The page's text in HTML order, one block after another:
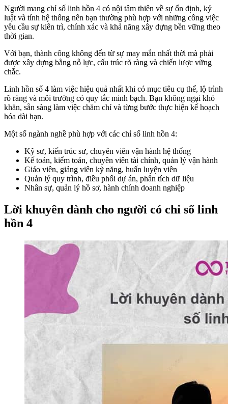
Người mang chỉ số linh hồn 4 có nội tâm thiên về sự ổn định, kỷ
luật và tính hệ thống nên bạn thường phù hợp với những công việc
yêu cầu sự kiên trì, chính xác và khả năng xây dựng bền vững theo
thời gian.
Với bạn, thành công không đến từ sự may mắn nhất thời mà phải
được xây dựng bằng nỗ lực, cấu trúc rõ ràng và chiến lược vững
chắc.
Linh hồn số 4 làm việc hiệu quả nhất khi có mục tiêu cụ thể, lộ trình
rõ ràng và môi trường có quy tắc minh bạch. Bạn không ngại khó
khăn, sẵn sàng làm việc chăm chỉ và từng bước thực hiện kế hoạch
hóa dài hạn.
Một số ngành nghề phù hợp với các chỉ số linh hồn 4:
Kỹ sư, kiến trúc sư, chuyên viên vận hành hệ thống
Kế toán, kiểm toán, chuyên viên tài chính, quản lý vận hành
Giáo viên, giảng viên kỹ năng, huấn luyện viên
Quản lý quy trình, điều phối dự án, phân tích dữ liệu
Nhân sự, quản lý hồ sơ, hành chính doanh nghiệp
Lời khuyên dành cho người có chỉ số linh
hồn 4